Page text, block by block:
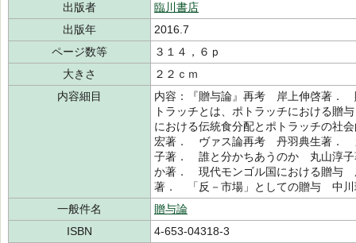
出版者
臨川書店
出版年
2016.7
ページ数等
３１４，６ｐ
大きさ
２２ｃｍ
内容細目
内容：『贈与論』再考 岸上伸啓著
トラッチとは、ポトラッチにおける
における伝統食分配とポトラッチの
宏著． ヴァス論再考 丹羽典生著．
子著． 誰と分かちあうのか 丸山淳
か著． 現代モンゴル国における贈
著． 「反－市場」としての贈与 中川
一般件名
贈与論
ISBN
4-653-04318-3